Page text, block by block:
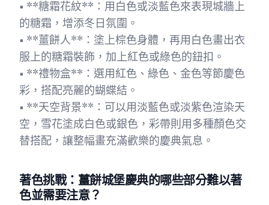
• **糖霜花紋**：用白色或淡藍色來表現城牆上
的糖霜，增添冬日氛圍。
• **薑餅人**：塗上棕色身體，再用白色畫出衣
服上的糖霜裝飾，加上紅色或綠色的鈕扣。
• **禮物盒**：選用紅色、綠色、金色等節慶色
彩，搭配亮麗的蝴蝶結。
• **天空背景**：可以用淡藍色或淡紫色渲染天
空，雪花塗成白色或銀色，彩帶則用多種顏色交
替搭配，讓整幅畫充滿歡樂的慶典氣息。
著色挑戰：薑餅城堡慶典的哪些部分難以著
色並需要注意？